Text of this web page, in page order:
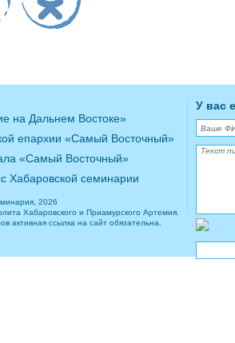
на Дальнем Востоке»
епархии «Самый Восточный»
«Самый Восточный»
Хабаровской семинарии
2026
Хабаровского и Приамурского Артемия.
активная ссылка на сайт обязательна.
У вас